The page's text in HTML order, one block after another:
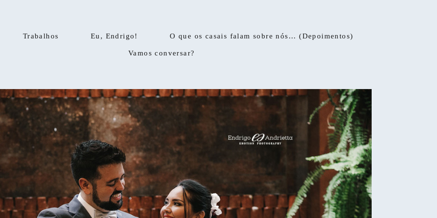
Trabalhos Eu, Endrigo! O que os casais falam sobre nós... (Depoimentos)
Vamos conversar?